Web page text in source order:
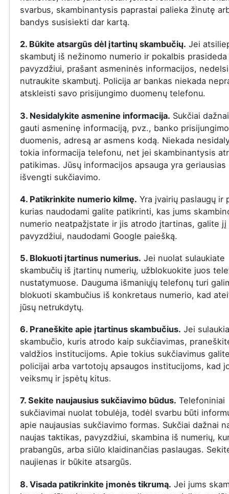
svarbus, skambinantysis paprastai palieka žinutę
bandys susisiekti dar kartą.
2. Būkite atsargūs dėl įtartinų skambučių. Jei
skambutį iš nežinomo numerio ir pokalbis
pavyzdžiui, prašant asmeninės informacijos,
nutraukite skambutį. Policija ar bankas niekada
atskleisti savo prisijungimo duomenų telefonu.
3. Nesidalykite asmenine informacija. Sukčiai
gauti asmeninę informaciją, pvz., banko prisijungimo
duomenis, adresą ar asmens kodą. Niekada
tokia informacija telefonu, net jei skambinantysis
patikimas. Jūsų informacijos apsauga yra geriausias
išvengti sukčiavimo.
4. Patikrinkite numerio kilmę. Yra įvairių paslaugų ir
kurias naudodami galite patikrinti, kas jums
numerio neatpažįstate ir jis atrodo įtartinas, galite
pavyzdžiui, naudodami Google paiešką.
5. Blokuoti įtartinus numerius. Jei nuolat sulaukiate
skambučių iš įtartinų numerių, užblokuokite juos
nustatymuose. Dauguma išmaniųjų telefonų turi
blokuoti skambučius iš konkretaus numerio, kad
jūsų netrukdytų.
6. Praneškite apie įtartinus skambučius. Jei
skambučio, kuris atrodo kaip sukčiavimas,
valdžios institucijoms. Apie tokius sukčiavimus
policijai arba vartotojų apsaugos institucijoms, kad
veiksmų ir įspėtų kitus.
7. Sekite naujausius sukčiavimo būdus. Telefoniniai
sukčiavimai nuolat tobulėja, todėl svarbu būti
apie naujausias sukčiavimo formas. Sukčiai dažnai
naujas taktikas, pavyzdžiui, skambina iš numerių,
prabangūs, arba siūlo klaidinančias paslaugas.
naujienas ir būkite atsargūs.
8. Visada patikrinkite įmonės tikrumą. Jei jums